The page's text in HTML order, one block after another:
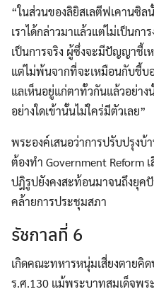
“ในส่วนของลิยิสเลตีฟเคานซิล
เราได้กล่าวมาแล้วแต่ไม่เป็นก
เป็นการจริง ผู้ซึ่งจะมีปัญญาชี้
แต่ไม่พ้นจากที่จะเหมือนกับชี้บ
แลเห็นอยู่แก่ตาทั้วกันแล้วอย่าง
อย่างใดเข้านั้นไม่ใคร่มีตัวเลย”
พระองค์เสนอว่าการปรับปรุงบ้
ต้องทำ Government Reform
ปฎิรูปยังคงสะท้อนมาจนถึงยุค
คล้ายการประชุมสภา
รัชกาลที่ 6
เกิดคณะทหารหนุ่มเสี่ยงตายคิ
ร.ศ.130 แม้พระบาทสมเด็จพร